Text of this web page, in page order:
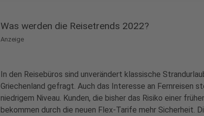
Was werden die Reisetrends 2022?
Anzeige
In den Reisebüros sind unverändert klassische
Griechenland gefragt. Auch das Interesse an Fernreisen
niedrigem Niveau. Kunden, die bisher das Risiko einer
bekommen durch die neuen Flex-Tarife mehr Sicherheit.